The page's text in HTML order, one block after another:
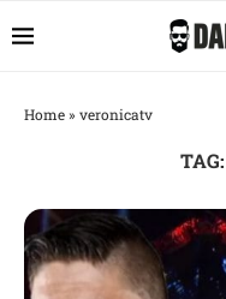
Home» veronicatv
TAG: